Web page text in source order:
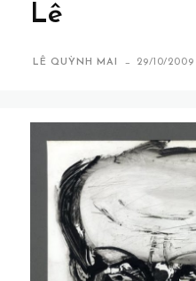
Lê
LÊ QUỲNH MAI - 29/10/2009